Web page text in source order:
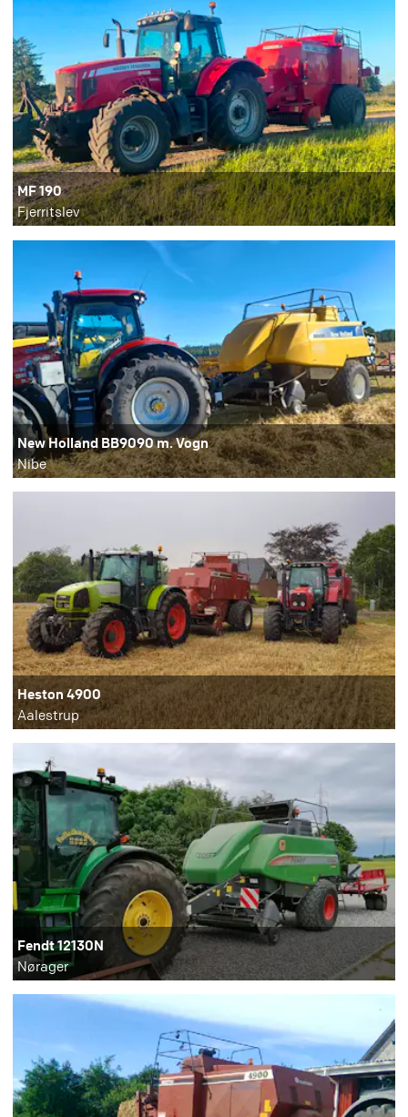
MF 190
Fjerritslev
New Holland BB9090 m. Vogn
Nibe
Heston 4900
Aalestrup
Fendt 12130N
Nørager